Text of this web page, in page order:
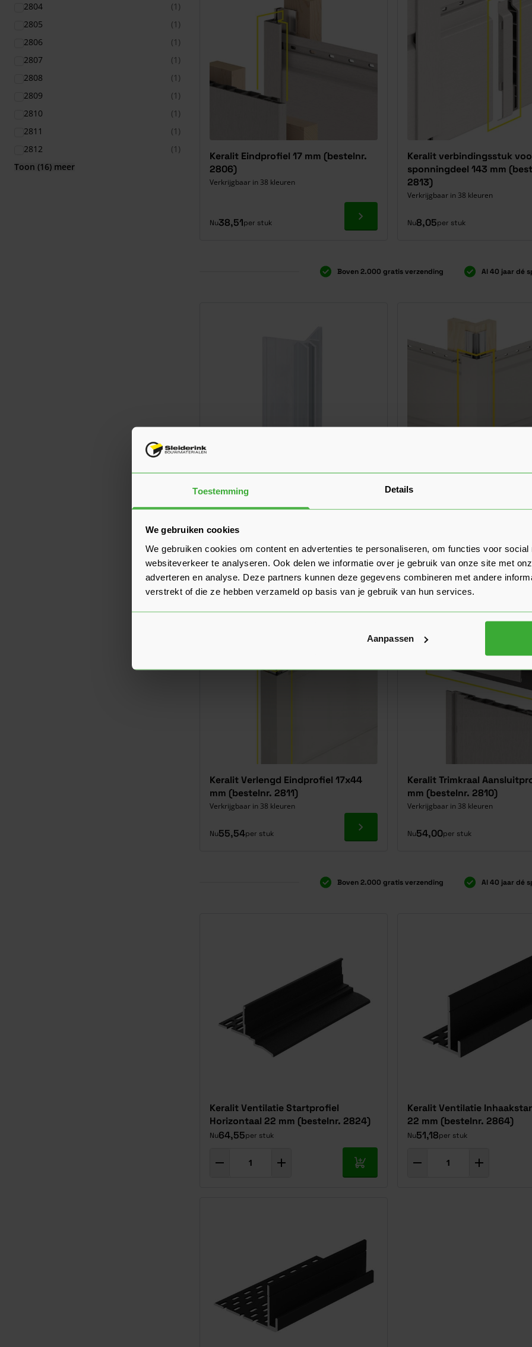
Toestemming Details
We gebruiken cookies
We gebruiken cookies om content en advertenties te personaliseren, om functies voor social
websiteverkeer te analyseren. Ook delen we informatie over je gebruik van onze site met
adverteren en analyse. Deze partners kunnen deze gegevens combineren met andere
verstrekt of die ze hebben verzameld op basis van je gebruik van hun services.
Aanpassen
2804
(1)
2805
(1)
2806
(1)
2807
(1)
2808
(1)
2809
(1)
2810
(1)
2811
(1)
2812
(1)
Toon (16) meer
Keralit Eindprofiel 17 mm (bestelnr.
2806)
Verkrijgbaar in 38 kleuren
Nu38,51per stuk Ga naar product
Keralit verbindingsstuk
sponningdeel 143 mm
2813)
Verkrijgbaar in 38 kleuren
Nu8,05per stuk
Boven 2.000 gratis verzending Al 40 jaar dé
Keralit Basis Uitwendig Hoekprofiel
(bestelnr. 2803)
36,33
In mijn winkelwagen
Keralit Uitwendig
46x46 mm (bestelnr. 2812)
65,04
Keralit Verlengd Eindprofiel 17x44
mm (bestelnr. 2811)
Verkrijgbaar in 38 kleuren
Nu55,54per stuk Ga naar product
Keralit Trimkraal
mm (bestelnr. 2810)
Verkrijgbaar in 38 kleuren
Nu54,00per stuk
Boven 2.000 gratis verzending Al 40 jaar dé
Keralit Ventilatie Startprofiel
Horizontaal 22 mm (bestelnr. 2824)
Nu64,55per stuk
In mijn winkelwagen
Keralit Ventilatie
22 mm (bestelnr. 2864)
Nu51,18per stuk